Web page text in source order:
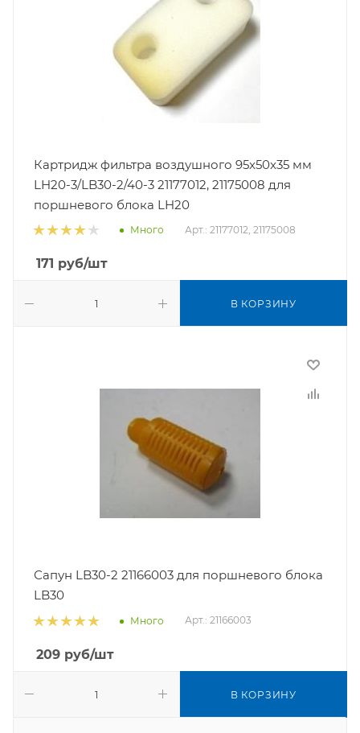
Картридж фильтра воздушного 95x50x35 мм
LH20-3/LB30-2/40-3 21177012, 21175008 для
поршневого блока LH20
Много Арт.: 21177012, 21175008
171 руб/шт
В КОРЗИНУ
Сапун LB30-2 21166003 для поршневого блока
LB30
Много Арт.: 21166003
209 руб/шт
В КОРЗИНУ